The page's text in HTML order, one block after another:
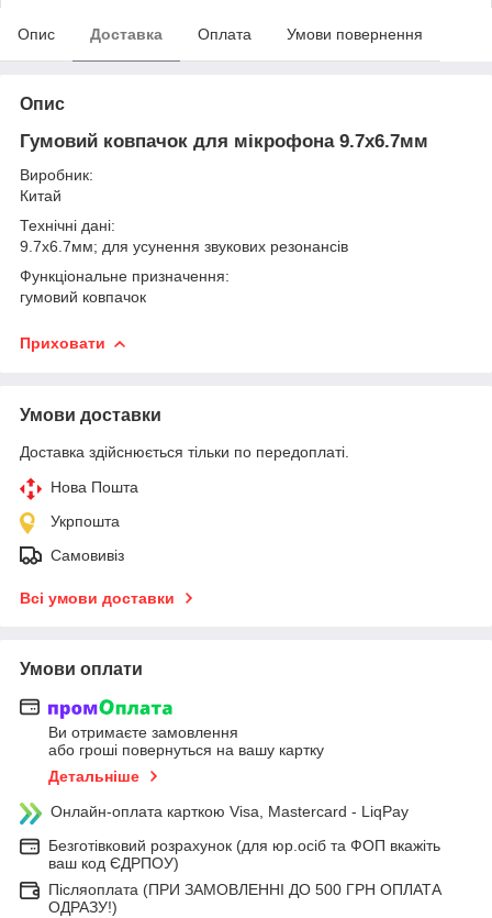
Опис Доставка Оплата Умови повернення
Опис
Гумовий ковпачок для мікрофона 9.7х6.7мм
Виробник:
Китай
Технічні дані:
9.7х6.7мм; для усунення звукових резонансів
Функціональне призначення:
гумовий ковпачок
Приховати
Умови доставки
Доставка здійснюється тільки по передоплаті.
Нова Пошта
Укрпошта
Самовивіз
Всі умови доставки
Умови оплати
Ви отримаєте замовлення
або гроші повернуться на вашу картку
Детальніше
Онлайн-оплата карткою Visa, Mastercard - LiqPay
Безготівковий розрахунок (для юр.осіб та ФОП вкажіть
ваш код ЄДРПОУ)
Післяоплата (ПРИ ЗАМОВЛЕННІ ДО 500 ГРН ОПЛАТА
ОДРАЗУ!)